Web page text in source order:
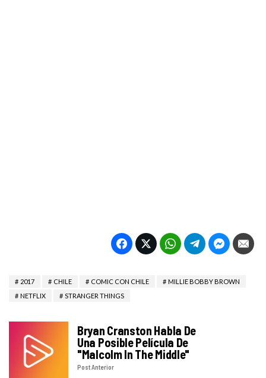
2017 CHILE COMIC CON CHILE
MILLIE BOBBY BROWN
NETFLIX
STRANGER THINGS
Bryan Cranston Habla De
Una Posible Película De
"Malcolm In The Middle"
Post Anterior